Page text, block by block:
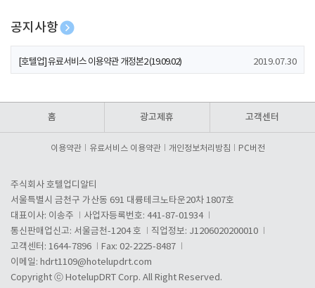
공지사항
[호텔업] 개인정보 처리방침 개정본1 (19.09.02)
[호텔업] 유료서비스 이용약관 개정본2 (19.09.02) 2019.07.30
홈 광고제휴 고객센터
이용약관 유료서비스 이용약관 개인정보처리방침 PC버전
주식회사 호텔업디알티
서울특별시 금천구 가산동 691 대륭테크노타운20차 1807호
대표이사: 이송주
사업자등록번호: 441-87-01934
통신판매업신고: 서울금천-1204 호
직업정보: J1206020200010
고객센터: 1644-7896
Fax: 02-2225-8487
이메일: hdrt1109@hotelupdrt.com
Copyright ⓒ HotelupDRT Corp. All Right Reserved.